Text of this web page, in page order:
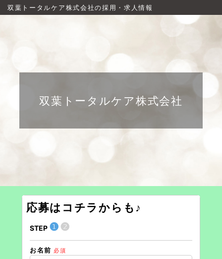
双葉トータルケア株式会社の採用・求人情報
双葉トータルケア株式会社
応募はコチラからも♪
STEP ❶❷
お名前 必須